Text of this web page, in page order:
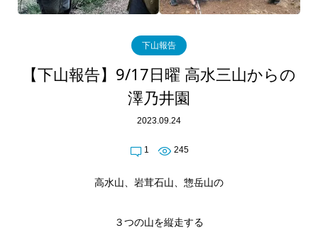
下山報告
【下山報告】9/17日曜 高水三山からの
澤乃井園
2023.09.24
1 245
高水山、岩茸石山、惣岳山の
３つの山を縦走する